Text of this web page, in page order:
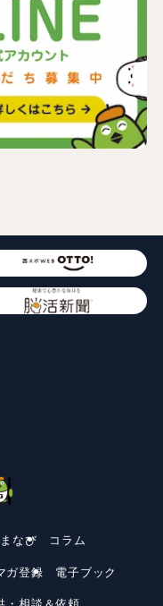
まなび コラム
ガ登録 電子ブック